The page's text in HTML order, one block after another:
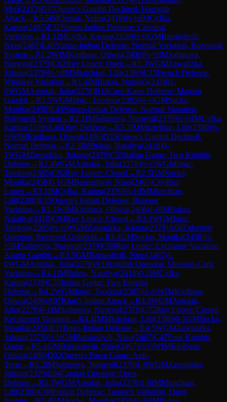
Meri(2413)D37Queen's Gambit Declined: Harrwitz
Attack→R5.5IMOsmak, Yuliia(2419)½-½IMCyfka,
Karina(2407)E32Nimzo-Indian Defense: Classical
Variation →R1.1IMCyfka, Karina(2339)½-½GMBatsiashvili,
Nino(2467)E49Nimzo-Indian Defense: Normal Variation, Botvinnik
System→R1.2WIMKiolbasa, Oliwia(2406)½-½IMSalimova,
Nurgyul(2379)C82Ruy Lopez: Open →R1.3WGMZawadzka,
Jolanta(2379)½-½IMMkrtchian, Lilit(2380)C15French Defense:
Winawer Variation →R1.4IMBuksa, Nataliya(2418)1-
0WGMAntolak, Julia(2278)B18Caro-Kann Defense: Martian
Gambit→R1.5WGMInjac, Teodora(2385)½-½GMSocko,
Monika(2458)E49Nimzo-Indian Defense: Normal Variation,
Botvinnik System→R2.1IMSalimova, Nurgyul(2379)½-½IMCyfka,
Karina(2339)A46Döry Defense→R2.2IMMkrtchian, Lilit(2380)½-
½WIMKiolbasa, Oliwia(2406)D35Queen's Gambit Declined:
Normal Defense→R2.3IMBuksa, Nataliya(2418)0-
1WGMZawadzka, Jolanta(2379)C55Italian Game: Two Knights
Defense→R2.4WGMAntolak, Julia(2278)½-½WGMInjac,
Teodora(2385)C92Ruy Lopez: Closed →R2.5GMSocko,
Monika(2458)0-1GMBatsiashvili, Nino(2467)C60Ruy
Lopez→R3.1IMCyfka, Karina(2339)½-½IMMkrtchian,
Lilit(2380)E15Queen's Indian Defense: Buerger
Variation →R3.2WIMKiolbasa, Oliwia(2406)1-0IMBuksa,
Nataliya(2418)C84Ruy Lopez: Closed →R3.3WGMInjac,
Teodora(2385)½-½WGMZawadzka, Jolanta(2379)A08Zukertort
Opening: Reversed Grünfeld →R3.4GMSocko, Monika(2458)½-
½IMSalimova, Nurgyul(2379)C69Ruy Lopez: Exchange Variation,
Alapin Gambit→R3.5GMBatsiashvili, Nino(2467)1-
0WGMAntolak, Julia(2278)A18English Opening: Mikenas-Carls
Variation →R4.1IMBuksa, Nataliya(2418)0-1IMCyfka,
Karina(2339)C55Italian Game: Two Knights
Defense→R4.2WGMInjac, Teodora(2385)½-½WIMKiolbasa,
Oliwia(2406)A07King's Indian Attack→R4.3WGMAntolak,
Julia(2278)0-1IMSalimova, Nurgyul(2379)C72Ruy Lopez: Closed,
Kecskemet Variation →R4.4IMMkrtchian, Lilit(2380)0-1GMSocko,
Monika(2458)E11Bogo-Indian Defense→R4.5WGMZawadzka,
Jolanta(2379)½-½GMBatsiashvili, Nino(2467)C47Four Knights
Game→R5.1GMBatsiashvili, Nino(2467)½-½WIMKiolbasa,
Oliwia(2406)D02Queen's Pawn Game: Anti-
Torre→R5.2IMSalimova, Nurgyul(2379)1-0WGMZawadzka,
Jolanta(2379)E04Catalan Opening: Open
Defense→R5.3WGMAntolak, Julia(2278)1-0IMMkrtchian,
Lilit(2380)C08French Defense: Tarrasch Variation, Open